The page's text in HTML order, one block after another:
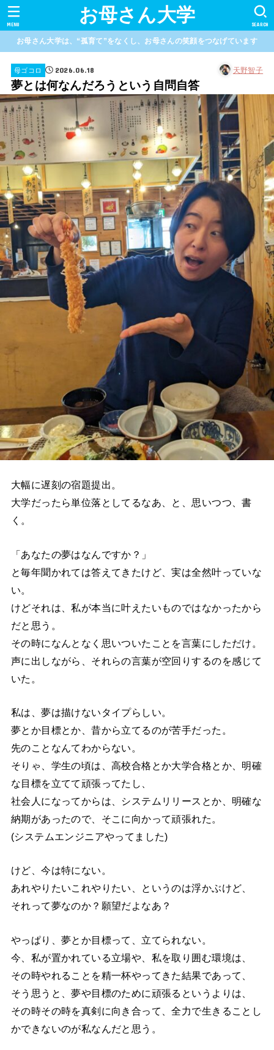
お母さん大学 SEARCH
MENU
お母さん大学は、“孤育て”をなくし、お母さんの笑顔をつなげています
母ゴコロ 2026.06.18 天野智子
夢とは何なんだろうという自問自答
大幅に遅刻の宿題提出。
大学だったら単位落としてるなあ、と、思いつつ、書
く。
「あなたの夢はなんですか？」
と毎年聞かれては答えてきたけど、実は全然叶っていな
い。
けどそれは、私が本当に叶えたいものではなかったから
だと思う。
その時になんとなく思いついたことを言葉にしただけ。
声に出しながら、それらの言葉が空回りするのを感じて
いた。
私は、夢は描けないタイプらしい。
夢とか目標とか、昔から立てるのが苦手だった。
先のことなんてわからない。
そりゃ、学生の頃は、高校合格とか大学合格とか、明確
な目標を立てて頑張ってたし、
社会人になってからは、システムリリースとか、明確な
納期があったので、そこに向かって頑張れた。
(システムエンジニアやってました)
けど、今は特にない。
あれやりたいこれやりたい、というのは浮かぶけど、
それって夢なのか？願望だよなあ？
やっぱり、夢とか目標って、立てられない。
今、私が置かれている立場や、私を取り囲む環境は、
その時やれることを精一杯やってきた結果であって、
そう思うと、夢や目標のために頑張るというよりは、
その時その時を真剣に向き合って、全力で生きることし
かできないのが私なんだと思う。